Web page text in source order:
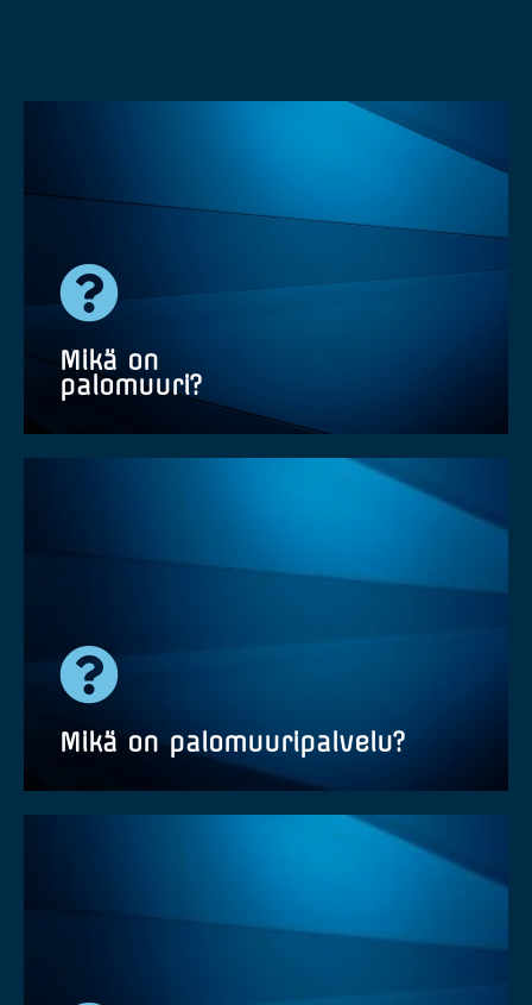
Mikä on
palomuuri?
pilvipohjainen palvelu, jonka tehtävä on estää
yksityisen verkon luvattoman käytön
Mikä on palomuuripalvelu?
älykkäät uuden sukupolven palomuurilaitteet,
huoltosopimuksen.